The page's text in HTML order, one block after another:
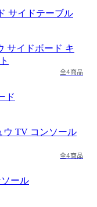
サイドテーブル
全4商品
ド
全4商品
ール